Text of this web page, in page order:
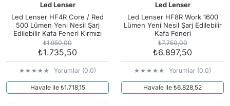
Led Lenser
Led Lenser HF4R Core / Red
500 Lümen Yeni Nesil Şarj
Edilebilir Kafa Feneri Kırmızı
₺1.950,00
₺1.735,50
Yorumlar (0.0)
Havale ile ₺1.718,15
Led Lenser
Led Lenser HF8R Work 1600
Lümen Yeni Nesil Şarj Edilebilir
Kafa Feneri
₺7.750,00
₺6.897,50
Yorumlar (0.0)
Havale ile ₺6.828,52